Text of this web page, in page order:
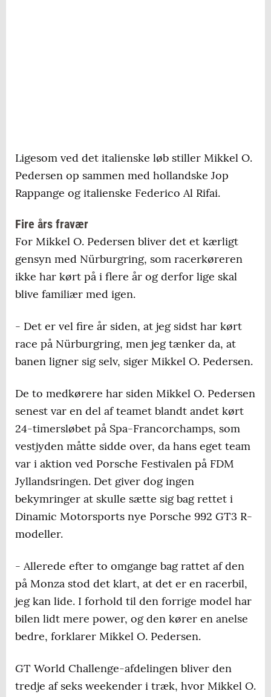
Ligesom ved det italienske løb stiller Mikkel O.
Pedersen op sammen med hollandske Jop
Rappange og italienske Federico Al Rifai.
Fire års fravær
For Mikkel O. Pedersen bliver det et kærligt
gensyn med Nürburgring, som racerkøreren
ikke har kørt på i flere år og derfor lige skal
blive familiær med igen.
- Det er vel fire år siden, at jeg sidst har kørt
race på Nürburgring, men jeg tænker da, at
banen ligner sig selv, siger Mikkel O. Pedersen.
De to medkørere har siden Mikkel O. Pedersen
senest var en del af teamet blandt andet kørt
24-timersløbet på Spa-Francorchamps, som
vestjyden måtte sidde over, da hans eget team
var i aktion ved Porsche Festivalen på FDM
Jyllandsringen. Det giver dog ingen
bekymringer at skulle sætte sig bag rettet i
Dinamic Motorsports nye Porsche 992 GT3 R-
modeller.
- Allerede efter to omgange bag rattet af den
på Monza stod det klart, at det er en racerbil,
jeg kan lide. I forhold til den forrige model har
bilen lidt mere power, og den kører en anelse
bedre, forklarer Mikkel O. Pedersen.
GT World Challenge-afdelingen bliver den
tredje af seks weekender i træk, hvor Mikkel O.